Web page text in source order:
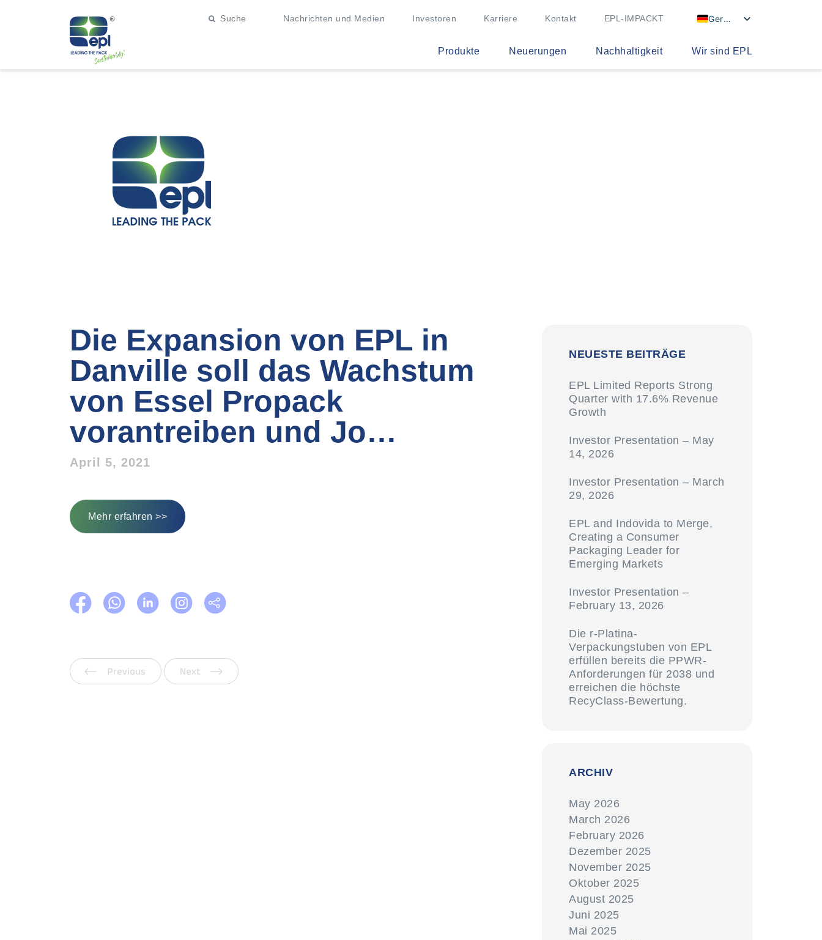
Nachrichten und Medien Investoren Karriere Kontakt EPL-IMPACKT German
Produkte Neuerungen Nachhaltigkeit Wir sind EPL
Die Expansion von EPL in
Danville soll das Wachstum
von Essel Propack
vorantreiben und Jo…
April 5, 2021
Mehr erfahren >>
Vorherige
NEUESTE BEITRÄGE
EPL Limited Reports Strong
Quarter with 17.6% Revenue
Growth
Investor Presentation – May
14, 2026
Investor Presentation – March
29, 2026
EPL and Indovida to Merge,
Creating a Consumer
Packaging Leader for
Emerging Markets
Investor Presentation –
February 13, 2026
Die r-Platina-
Verpackungstuben von EPL
erfüllen bereits die PPWR-
Anforderungen für 2038 und
erreichen die höchste
RecyClass-Bewertung.
ARCHIV
May 2026
March 2026
February 2026
Dezember 2025
November 2025
Oktober 2025
August 2025
Juni 2025
Mai 2025